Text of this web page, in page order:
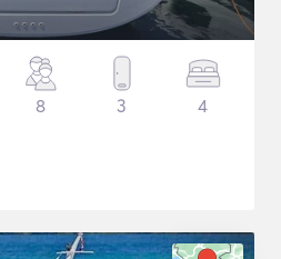
8 3 4